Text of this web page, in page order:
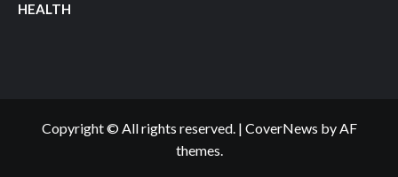
HEALTH
Copyright © All rights reserved. | CoverNews by AF
themes.